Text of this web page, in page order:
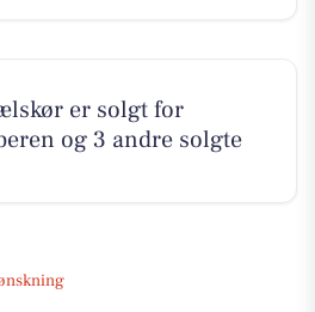
er solgt for
og 3 andre solgte